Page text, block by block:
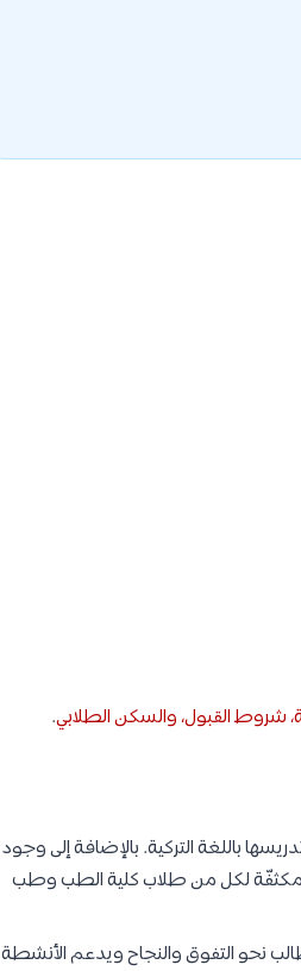
شروط القبول، والسكن الطلابي.
باللغة التركية. بالإضافة إلى وجود
مكثفّة لكل من طلاب كلية الطب وطب
نحو التفوق والنجاح ويدعم الأنشطة